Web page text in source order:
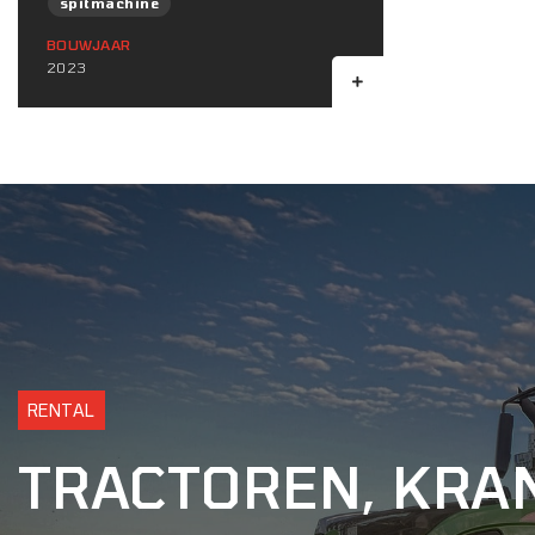
BOUWJAAR
2023
RENTAL
TRACTOREN,